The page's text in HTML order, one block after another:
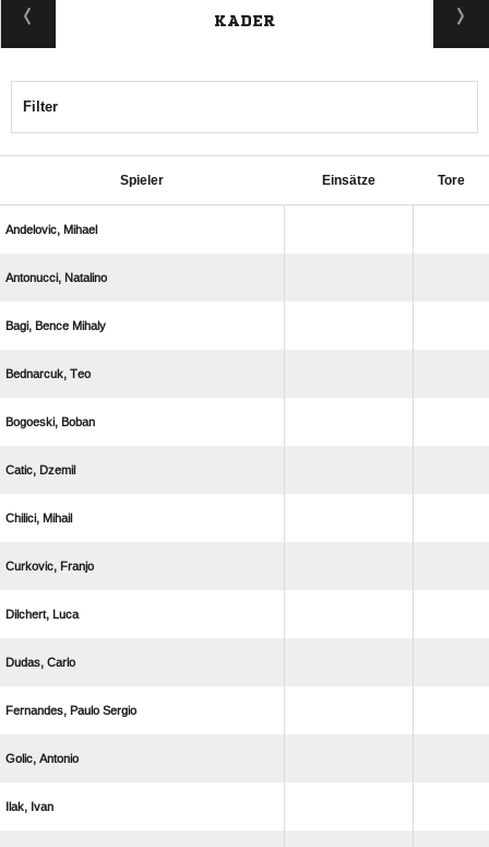
KADER
Filter
Spieler Einsätze Tore
 
 
  
 
 
 
 
 
 
 
  
 
 